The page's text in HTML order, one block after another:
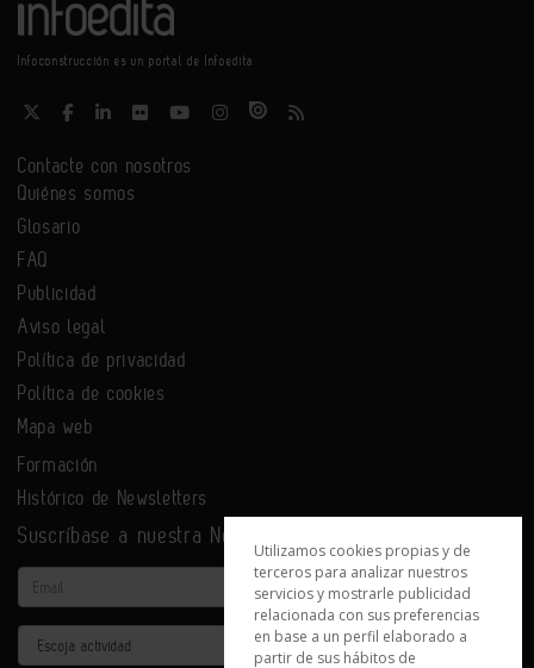
Infoconstrucción es un portal de Infoedita
Contacte con nosotros
Quiénes somos
Glosario
FAQ
Publicidad
Aviso legal
Política de privacidad
Política de cookies
Mapa web
Formación
Histórico de Newsletters
Suscríbase a nuestra Newsletter
Email
Actividad
Utilizamos cookies propias y de
terceros para analizar nuestros
servicios y mostrarle publicidad
relacionada con sus preferencias
en base a un perfil elaborado a
partir de sus hábitos de